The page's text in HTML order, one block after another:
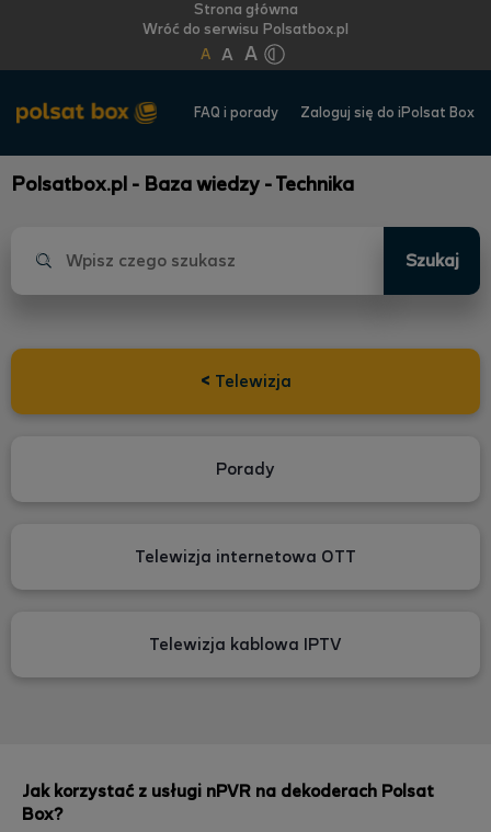
Strona główna
Wróć do serwisu Polsatbox.pl
A A A
FAQ i porady Zaloguj się do iPolsat Box
Polsatbox.pl - Baza wiedzy - Technika
Szukaj
< Telewizja
Porady
Telewizja internetowa OTT
Telewizja kablowa IPTV
Jak korzystać z usługi nPVR na dekoderach Polsat
Box?